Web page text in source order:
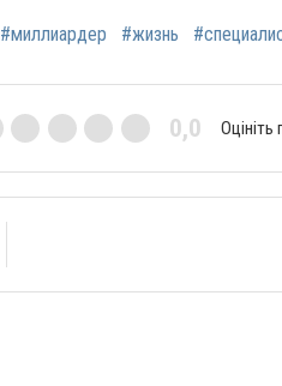
#миллиардер #жизнь
0,0